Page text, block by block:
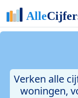
Verken alle
woningen,